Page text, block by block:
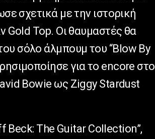
σχετικά με την ιστορική
Gold Top. Οι θαυμαστές θα
σόλο άλμπουμ του “Blow By
για το encore στο
Bowie ως Ziggy Stardust
Beck: The Guitar Collection”,